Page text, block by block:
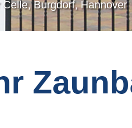
Burgdorf, Hannover